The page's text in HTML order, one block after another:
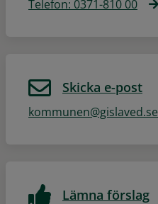
Telefon: 0371-810 00
Skicka e-post
kommunen@gislaved.se
Lämna förslag